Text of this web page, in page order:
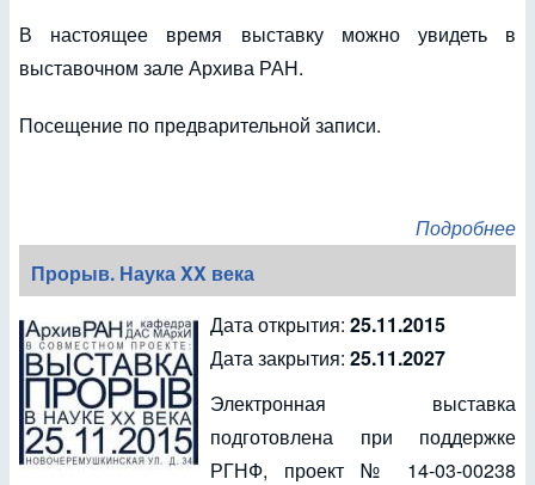
В настоящее время выставку можно увидеть в
выставочном зале Архива РАН.
Посещение по предварительной записи.
Подробнее
Прорыв. Наука XX века
Дата открытия: 25.11.2015
Дата закрытия: 25.11.2027
Электронная выставка
подготовлена при поддержке
РГНФ, проект № 14-03-00238